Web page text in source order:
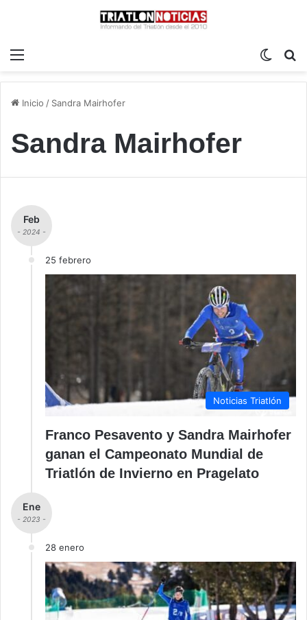
Inicio / Sandra Mairhofer
Sandra Mairhofer
Feb
- 2024 -
25 febrero
Noticias Triatlón
Franco Pesavento y Sandra Mairhofer
ganan el Campeonato Mundial de
Triatlón de Invierno en Pragelato
Ene
- 2023 -
28 enero